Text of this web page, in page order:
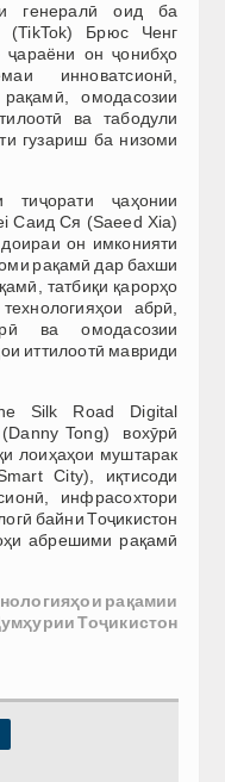
генералӣ оид ба
(TikTok) Брюс Ченг
он ҷонибҳо
инноватсионӣ,
омодасозии
ва табодули
гузариш ба низоми
ҷаҳонии
Саид Ся (Saeed Xia)
он имконияти
рақамӣ дар бахши
татбиқи қарорҳо
абрӣ,
ва омодасозии
иттилоотӣ мавриди
Silk Road Digital
Tong) вохӯрӣ
лоиҳаҳои муштарак
City), иқтисоди
инфрасохтори
байни Тоҷикистон
абрешими рақамӣ
рақамии
Тоҷикистон